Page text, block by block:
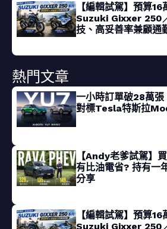
【編輯試駕】預算
Suzuki Gixxer 250
技、高妥善率兼顧通
熱門文章
一小時訂單破28萬
對標Tesla特斯拉
【Andy老爹試駕】
有比油電省? 持有一
分享
【編輯試駕】預算
Suzuki Gixxer 250